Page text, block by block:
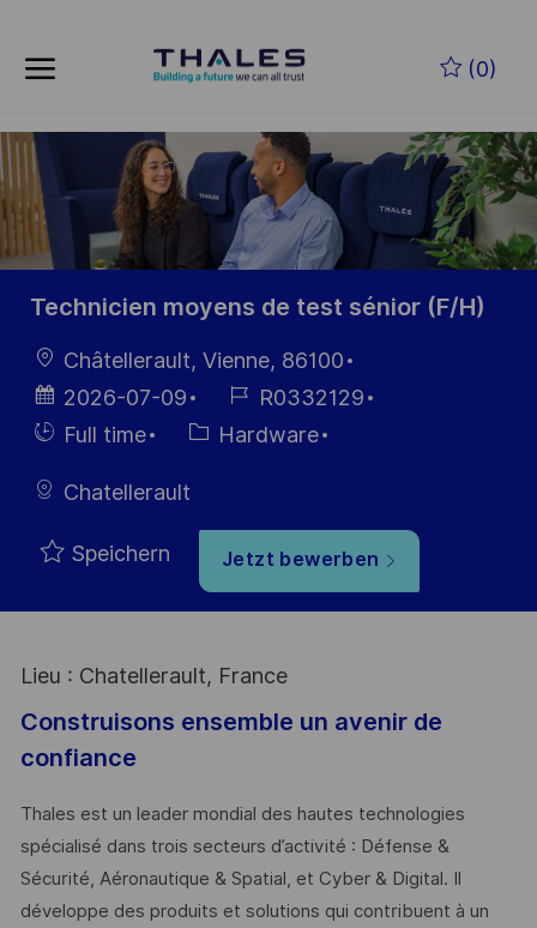
(0)
-
Technicien moyens de test sénior (F/H)
Ort
Châtellerault, Vienne, 86100
Datum der
Veröffentlichung
2026-07-09
Job-
ID
R0332129
Einstellunngstyp
Full time Kategorie
Hardware
Chatellerault
Speichern Jetzt bewerben
Lieu : Chatellerault, France
Construisons ensemble un avenir de
confiance
Thales est un leader mondial des hautes technologies
spécialisé dans trois secteurs d’activité : Défense &
Sécurité, Aéronautique & Spatial, et Cyber & Digital. Il
développe des produits et solutions qui contribuent à un